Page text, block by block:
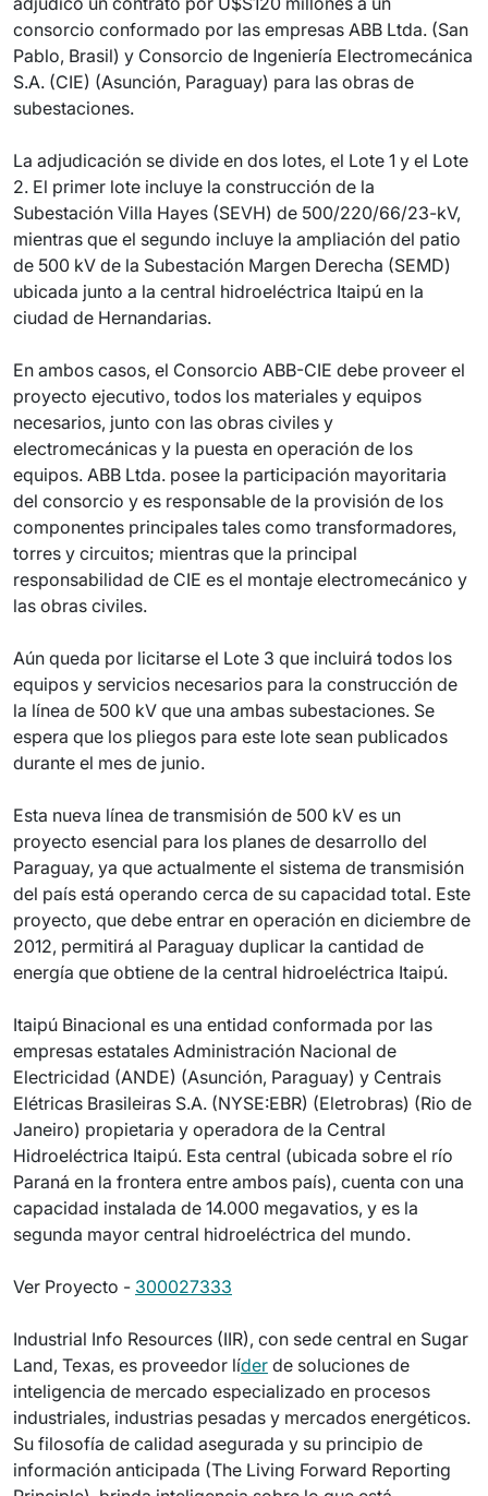
consorcio conformado por las empresas ABB Ltda. (San
Pablo, Brasil) y Consorcio de Ingeniería Electromecánica
S.A. (CIE) (Asunción, Paraguay) para las obras de
subestaciones.
La adjudicación se divide en dos lotes, el Lote 1 y el Lote
2. El primer lote incluye la construcción de la
Subestación Villa Hayes (SEVH) de 500/220/66/23-kV,
mientras que el segundo incluye la ampliación del patio
de 500 kV de la Subestación Margen Derecha (SEMD)
ubicada junto a la central hidroeléctrica Itaipú en la
ciudad de Hernandarias.
En ambos casos, el Consorcio ABB-CIE debe proveer el
proyecto ejecutivo, todos los materiales y equipos
necesarios, junto con las obras civiles y
electromecánicas y la puesta en operación de los
equipos. ABB Ltda. posee la participación mayoritaria
del consorcio y es responsable de la provisión de los
componentes principales tales como transformadores,
torres y circuitos; mientras que la principal
responsabilidad de CIE es el montaje electromecánico y
las obras civiles.
Aún queda por licitarse el Lote 3 que incluirá todos los
equipos y servicios necesarios para la construcción de
la línea de 500 kV que una ambas subestaciones. Se
espera que los pliegos para este lote sean publicados
durante el mes de junio.
Esta nueva línea de transmisión de 500 kV es un
proyecto esencial para los planes de desarrollo del
Paraguay, ya que actualmente el sistema de transmisión
del país está operando cerca de su capacidad total. Este
proyecto, que debe entrar en operación en diciembre de
2012, permitirá al Paraguay duplicar la cantidad de
energía que obtiene de la central hidroeléctrica Itaipú.
Itaipú Binacional es una entidad conformada por las
empresas estatales Administración Nacional de
Electricidad (ANDE) (Asunción, Paraguay) y Centrais
Elétricas Brasileiras S.A. (NYSE:EBR) (Eletrobras) (Rio de
Janeiro) propietaria y operadora de la Central
Hidroeléctrica Itaipú. Esta central (ubicada sobre el río
Paraná en la frontera entre ambos país), cuenta con una
capacidad instalada de 14.000 megavatios, y es la
segunda mayor central hidroeléctrica del mundo.
Ver Proyecto - 300027333
Industrial Info Resources (IIR), con sede central en Sugar
Land, Texas, es proveedor líder de soluciones de
inteligencia de mercado especializado en procesos
industriales, industrias pesadas y mercados energéticos.
Su filosofía de calidad asegurada y su principio de
información anticipada (The Living Forward Reporting